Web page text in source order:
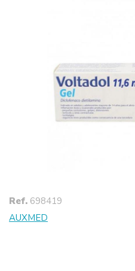
Ref. 698419
AUXMED